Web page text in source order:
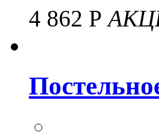
4 862 Р